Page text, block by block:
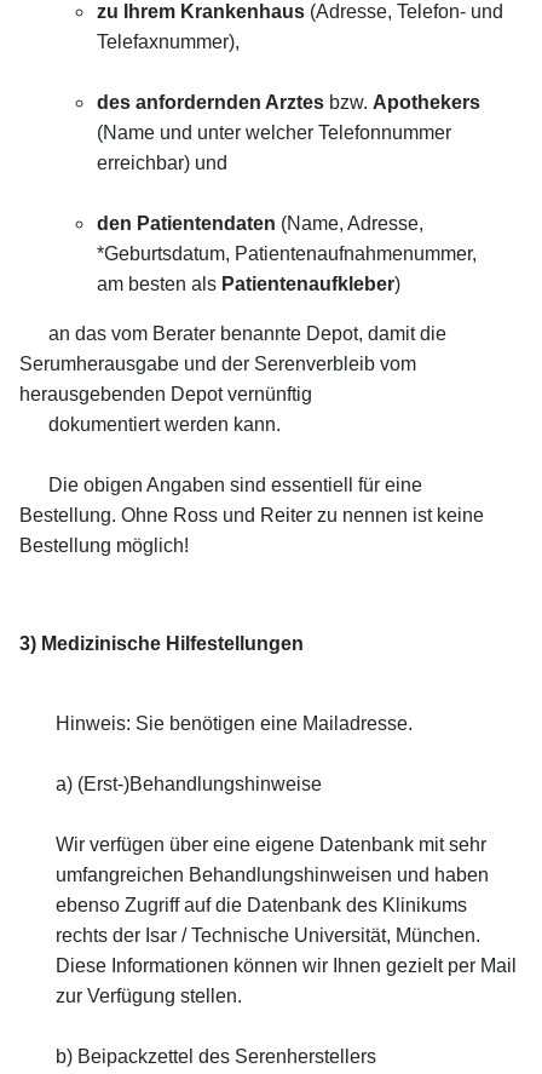
zu Ihrem Krankenhaus (Adresse, Telefon- und
Telefaxnummer),
des anfordernden Arztes bzw. Apothekers
(Name und unter welcher Telefonnummer
erreichbar) und
den Patientendaten (Name, Adresse,
*Geburtsdatum, Patientenaufnahmenummer,
am besten als Patientenaufkleber)
an das vom Berater benannte Depot, damit die
Serumherausgabe und der Serenverbleib vom
herausgebenden Depot vernünftig
dokumentiert werden kann.
Die obigen Angaben sind essentiell für eine
Bestellung. Ohne Ross und Reiter zu nennen ist keine
Bestellung möglich!
3) Medizinische Hilfestellungen
Hinweis: Sie benötigen eine Mailadresse.
a) (Erst-)Behandlungshinweise
Wir verfügen über eine eigene Datenbank mit sehr
umfangreichen Behandlungshinweisen und haben
ebenso Zugriff auf die Datenbank des Klinikums
rechts der Isar / Technische Universität, München.
Diese Informationen können wir Ihnen gezielt per Mail
zur Verfügung stellen.
b) Beipackzettel des Serenherstellers